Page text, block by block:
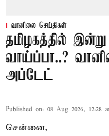
வானிலை செய்திகள்
தமிழகத்தில்
வாய்ப்பா..?
அப்டேட்
Published on: 08 Aug 2026, 12:28
சென்னை,